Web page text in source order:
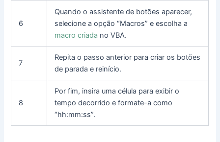
6
Quando o assistente de botões aparecer,
selecione a opção “Macros” e escolha a
macro criada no VBA.
7
Repita o passo anterior para criar os botões
de parada e reinício.
8
Por fim, insira uma célula para exibir o
tempo decorrido e formate-a como
“hh:mm:ss”.